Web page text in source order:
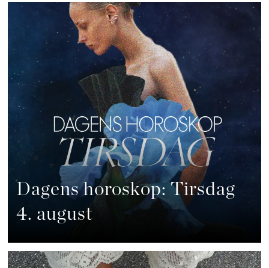
Dagens horoskop: Tirsdag
4. august